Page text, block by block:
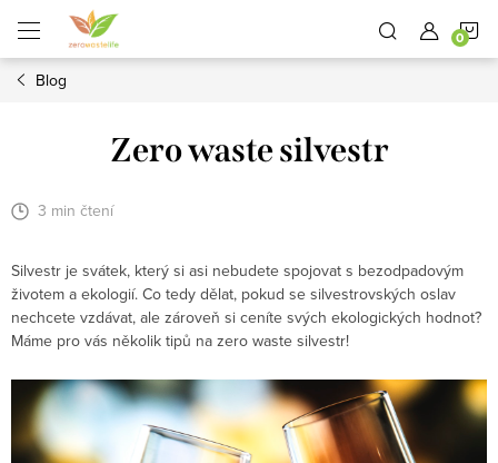
obsah
Blog
Zero waste silvestr
3 min čtení
Silvestr je svátek, který si asi nebudete spojovat s bezodpadovým
životem a ekologií. Co tedy dělat, pokud se silvestrovských oslav
nechcete vzdávat, ale zároveň si ceníte svých ekologických hodnot?
Máme pro vás několik tipů na zero waste silvestr!